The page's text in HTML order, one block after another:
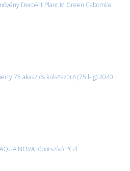
DecoArt Plant M Green Cabomba
75 akasztós külsőszűrő (75 l-ig) 2040
AQUA NOVA tóporszívó PC-1